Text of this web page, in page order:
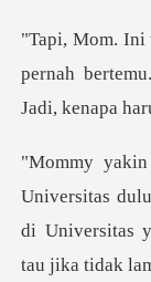
pernah
di Universitas